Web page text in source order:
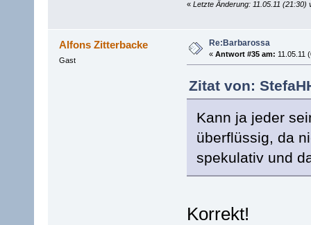
« Letzte Änderung: 11.05.11 (21:30)
Alfons Zitterbacke
Gast
Re:Barbarossa
« Antwort #35 am: 11.05.11
Zitat von:
Kann ja jeder
überflüssig, da
spekulativ und
Korrekt!